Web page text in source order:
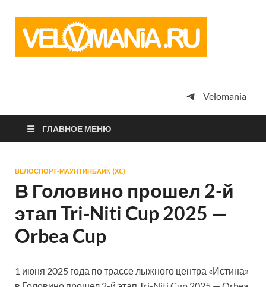
просто
Velomania
ГЛАВНОЕ МЕНЮ
ВЕЛОСПОРТ-МАУНТИНБАЙК (XC)
В Головино прошел 2-й
этап Tri-Niti Cup 2025 —
Orbea Cup
1 июня 2025 года по трассе лыжного центра «Истина»